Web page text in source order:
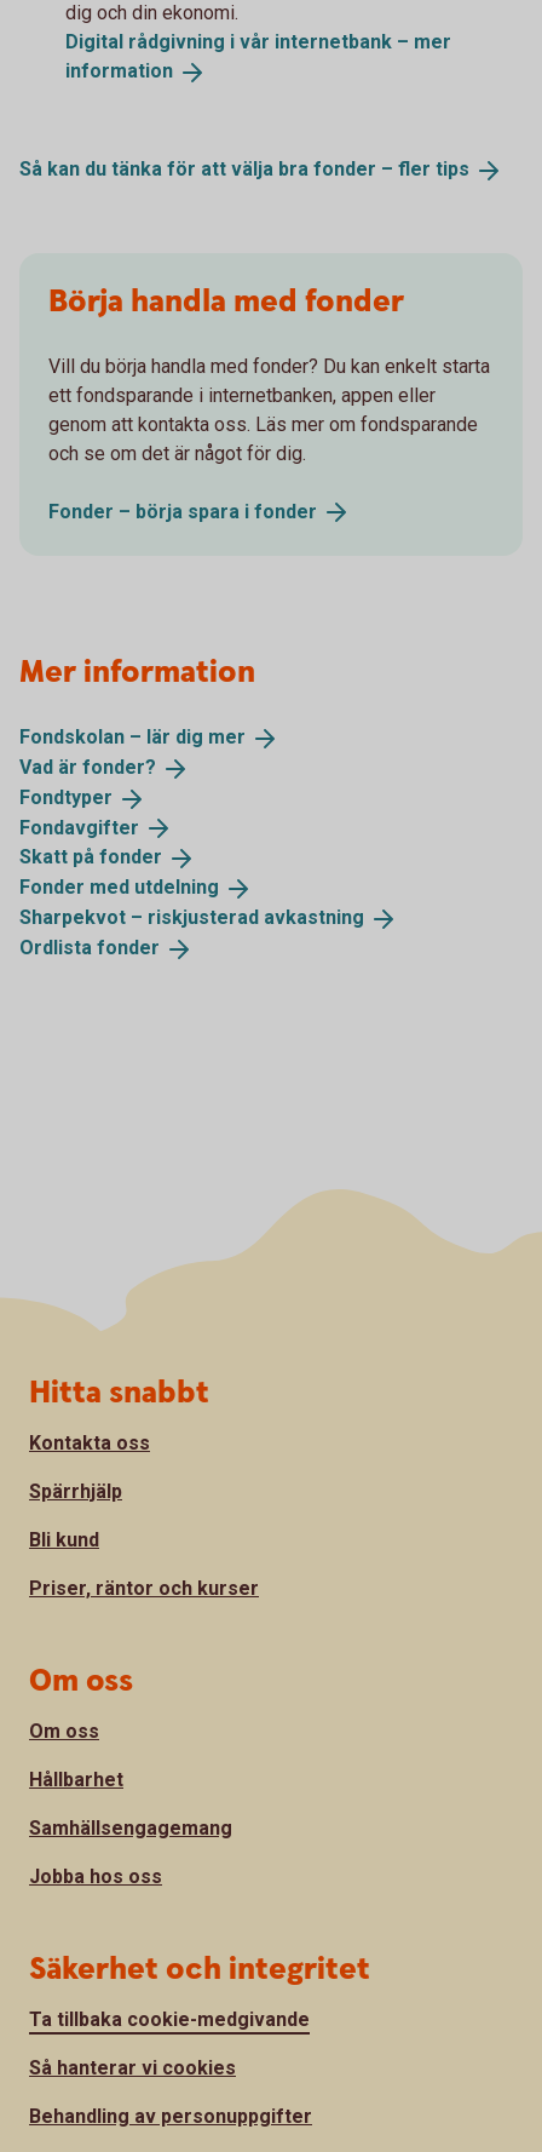
dig och din ekonomi.
Digital rådgivning i vår internetbank – mer
information
Så kan du tänka för att välja bra fonder – fler tips
Börja handla med fonder
Vill du börja handla med fonder? Du kan enkelt starta
ett fondsparande i internetbanken, appen eller
genom att kontakta oss. Läs mer om fondsparande
och se om det är något för dig.
Fonder – börja spara i fonder
Mer information
Fondskolan – lär dig mer
Vad är fonder?
Fondtyper
Fondavgifter
Skatt på fonder
Fonder med utdelning
Sharpekvot – riskjusterad avkastning
Ordlista fonder
Sidfot
Hitta snabbt
Kontakta oss
Spärrhjälp
Bli kund
Priser, räntor och kurser
Om oss
Om oss
Hållbarhet
Samhällsengagemang
Jobba hos oss
Säkerhet och integritet
Ta tillbaka cookie-medgivande
Så hanterar vi cookies
Behandling av personuppgifter